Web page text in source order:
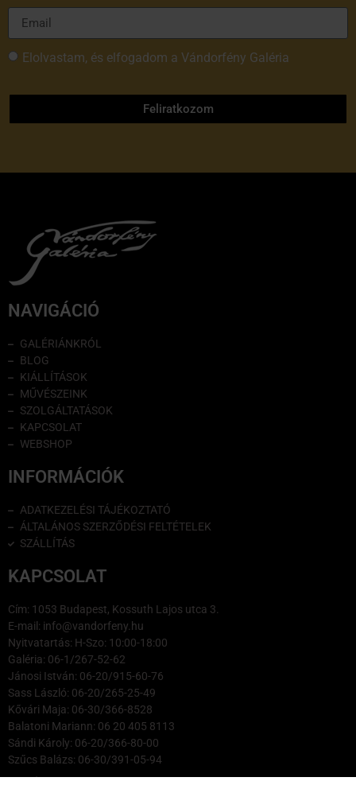
Elolvastam, és elfogadom a Vándorfény Galéria
Feliratkozom
NAVIGÁCIÓ
GALÉRIÁNKRÓL
BLOG
KIÁLLÍTÁSOK
MŰVÉSZEINK
SZOLGÁLTATÁSOK
KAPCSOLAT
WEBSHOP
INFORMÁCIÓK
ADATKEZELÉSI TÁJÉKOZTATÓ
ÁLTALÁNOS SZERZŐDÉSI FELTÉTELEK
SZÁLLÍTÁS
KAPCSOLAT
Cím: 1053 Budapest, Kossuth Lajos utca 3.
E-mail: info@vandorfeny.hu
Nyitvatartás: H-Szo: 10:00-18:00
Galéria: 06-1/267-52-62
Jánosi István: 06-20/915-60-76
Sass László: 06-20/265-25-49
Kővári Maja: 06-30/366-8528
Balatoni Mariann: 06 20 405 8113
Sándi Károly: 06-20/366-80-00
Szűcs Balázs: 06-30/391-05-94